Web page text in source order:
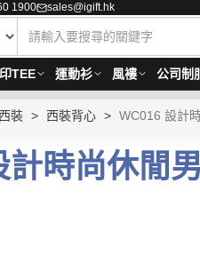
1900 sales@igift.hk
印TEE 運動衫 風褸 公司制
裝 西裝背心 WC016 設計
計時尚休閒